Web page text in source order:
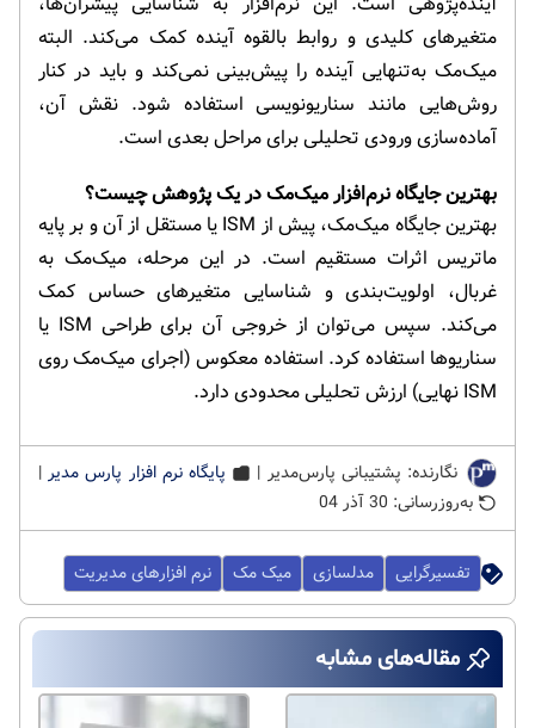
متغیرهای کلیدی و روابط بالقوه آینده کمک می‌کند. البته
میک‌مک به‌تنهایی آینده را پیش‌بینی نمی‌کند و باید در کنار
روش‌هایی مانند سناریونویسی استفاده شود. نقش آن،
آماده‌سازی ورودی تحلیلی برای مراحل بعدی است.
بهترین جایگاه نرم‌افزار میک‌مک در یک پژوهش چیست؟
بهترین جایگاه میک‌مک، پیش از ISM یا مستقل از آن و بر پایه
ماتریس اثرات مستقیم است. در این مرحله، میک‌مک به
غربال، اولویت‌بندی و شناسایی متغیرهای حساس کمک
می‌کند. سپس می‌توان از خروجی آن برای طراحی ISM یا
سناریوها استفاده کرد. استفاده معکوس (اجرای میک‌مک روی
ISM نهایی) ارزش تحلیلی محدودی دارد.
نگارنده: پشتیبانی پارس‌مدیر | پایگاه نرم افزار پارس مدیر |
به‌روزرسانی: 30 آذر 04
تفسیرگرایی مدلسازی میک مک نرم افزارهای مدیریت
مقاله‌های مشابه